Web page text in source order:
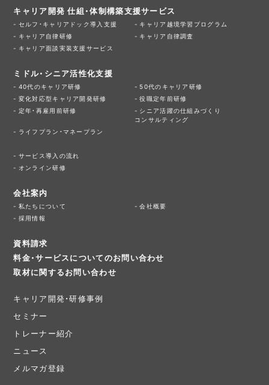
キャリア開発 仕組・体制構築支援サービス
セルフ・キャリアドック導入支援
キャリア越境学習プログラム
キャリア自律研修
キャリア自律調査
キャリア面談実装支援サービス
ミドル・シニア活性化支援
40代のキャリア研修
50代のキャリア研修
変化対応型キャリア開発研修
役職定年前研修
定年・再雇用前研修
シニア活躍の仕組みづくり
コンサルティング
ライフプラン・マネープラン
サービス導入の流れ
オンライン研修
会社案内
私たちについて
会社概要
採用情報
資料請求
料金・サービスについてのお問い合わせ
取材に関するお問い合わせ
キャリア開発・研修事例
セミナー
トレーナー紹介
ニュース
メルマガ登録